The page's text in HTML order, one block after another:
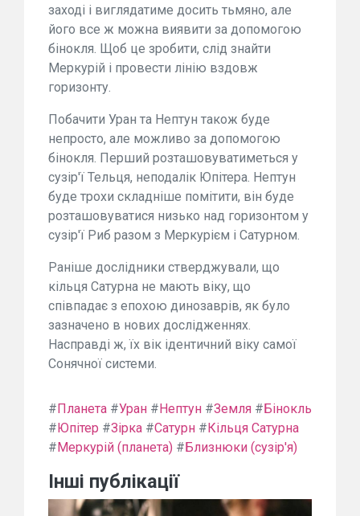
заході і виглядатиме досить тьмяно, але
його все ж можна виявити за допомогою
бінокля. Щоб це зробити, слід знайти
Меркурій і провести лінію вздовж
горизонту.
Побачити Уран та Нептун також буде
непросто, але можливо за допомогою
бінокля. Перший розташовуватиметься у
сузір'ї Тельця, неподалік Юпітера. Нептун
буде трохи складніше помітити, він буде
розташовуватися низько над горизонтом у
сузір'ї Риб разом з Меркурієм і Сатурном.
Раніше дослідники стверджували, що
кільця Сатурна не мають віку, що
співпадає з епохою динозаврів, як було
зазначено в нових дослідженнях.
Насправді ж, їх вік ідентичний віку самої
Сонячної системи.
# Планета #Уран # Нептун #Земля # Бінокль
# Юпітер #Зірка #Сатурн # Кільця Сатурна
# Меркурій (планета) # Близнюки (сузір'я)
Інші публікації